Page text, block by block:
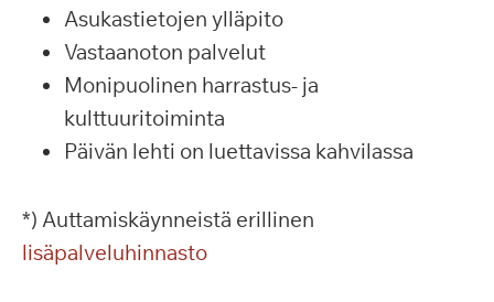
Asukastietojen ylläpito
Vastaanoton palvelut
Monipuolinen harrastus- ja
kulttuuritoiminta
Päivän lehti on luettavissa kahvilassa
*) Auttamiskäynneistä erillinen
lisäpalveluhinnasto